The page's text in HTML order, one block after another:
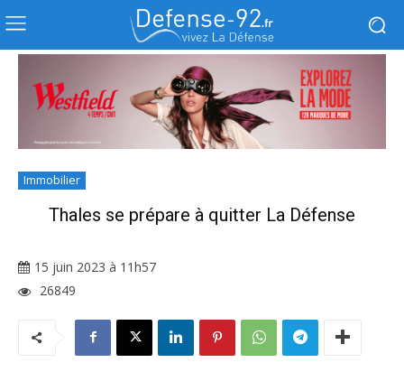
Immobilier
Thales se prépare à quitter La Défense
15 juin 2023 à 11h57
26849